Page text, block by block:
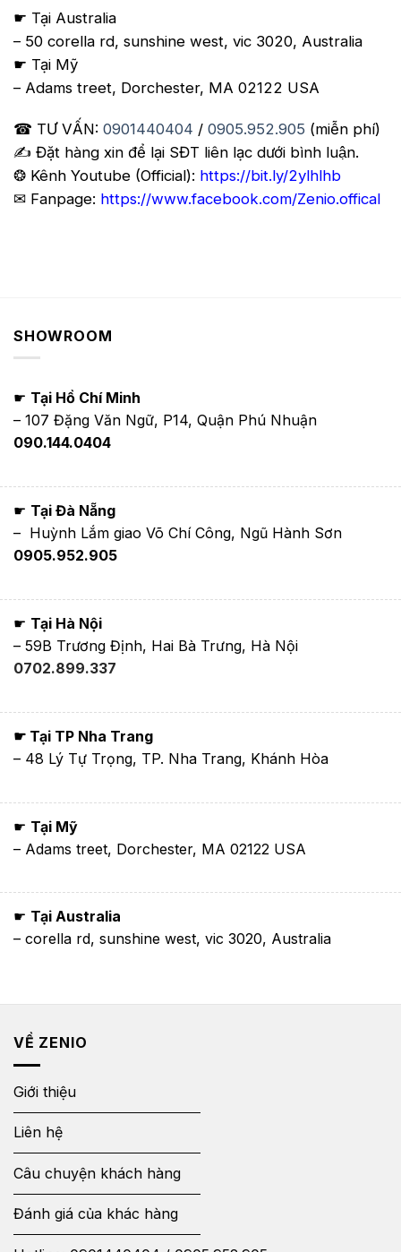
☛ Tại Australia
– 50 corella rd, sunshine west, vic 3020, Australia
☛ Tại Mỹ
– Adams treet, Dorchester, MA 02122 USA
☎ TƯ VẤN: 0901440404 / 0905.952.905 (miễn phí)
✍️ Đặt hàng xin để lại SĐT liên lạc dưới bình luận.
❂ Kênh Youtube (Official): https://bit.ly/2ylhlhb
✉ Fanpage: https://www.facebook.com/Zenio.offical
SHOWROOM
☛ Tại Hồ Chí Minh
– 107 Đặng Văn Ngữ, P14, Quận Phú Nhuận
090.144.0404
☛ Tại Đà Nẵng
– Huỳnh Lắm giao Võ Chí Công, Ngũ Hành Sơn
0905.952.905
☛ Tại Hà Nội
– 59B Trương Định, Hai Bà Trưng, Hà Nội
0702.899.337
☛ Tại TP Nha Trang
– 48 Lý Tự Trọng, TP. Nha Trang, Khánh Hòa
☛ Tại Mỹ
– Adams treet, Dorchester, MA 02122 USA
☛ Tại Australia
– corella rd, sunshine west, vic 3020, Australia
VỀ ZENIO
Giới thiệu
Liên hệ
Câu chuyện khách hàng
Đánh giá của khác hàng